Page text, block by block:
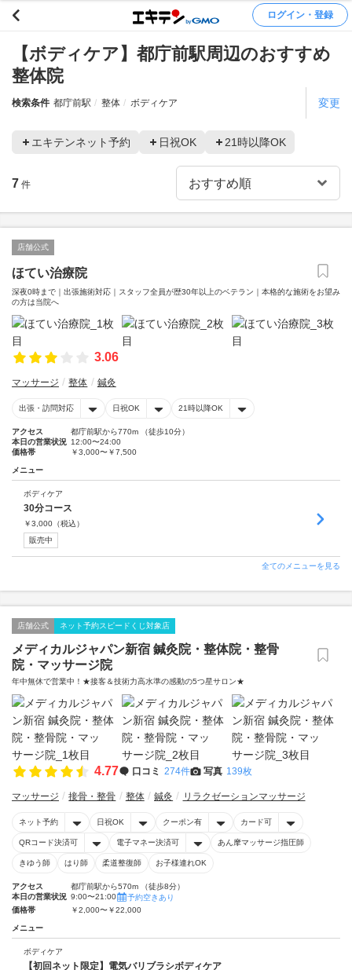
ログイン・登録
【ボディケア】都庁前駅周辺のおすすめ
整体院
検索条件 都庁前駅 整体 ボディケア 変更
エキテンネット予約 日祝OK 21時以降OK
7 件
店舗公式
ほてい治療院
深夜0時まで｜出張施術対応｜スタッフ全員が歴30年以上のベテラン｜本格的な施術をお望み
の方は当院へ
3.06
マッサージ 整体 鍼灸
出張・訪問対応 日祝OK 21時以降OK
アクセス
都庁前駅から770m （徒歩10分）
本日の営業状況 12:00〜24:00
価格帯
￥3,000〜￥7,500
メニュー
ボディケア
30分コース
￥3,000 （税込）
販売中
全てのメニューを見る
店舗公式 ネット予約スピードくじ対象店
メディカルジャパン新宿 鍼灸院・整体院・整骨
院・マッサージ院
年中無休で営業中！★接客＆技術力高水準の感動の5つ星サロン★
4.77 口コミ 274件 写真 139枚
マッサージ 接骨・整骨 整体 鍼灸 リラクゼーションマッサージ
ネット予約 日祝OK クーポン有 カード可
QRコード決済可 電子マネー決済可 あん摩マッサージ指圧師
きゆう師 はり師 柔道整復師 お子様連れOK
アクセス
都庁前駅から570m （徒歩8分）
本日の営業状況 9:00〜21:00
予約空きあり
価格帯
￥2,000〜￥22,000
メニュー
ボディケア
【初回ネット限定】電気バリブラシボディケア